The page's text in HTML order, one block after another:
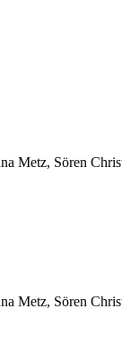
Metz, Sören
Metz, Sören